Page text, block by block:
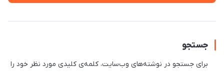
جستجو
برای جستجو در نوشته‌های وب‌سایت، کلمه‌ی کلیدی مورد نظر خود را